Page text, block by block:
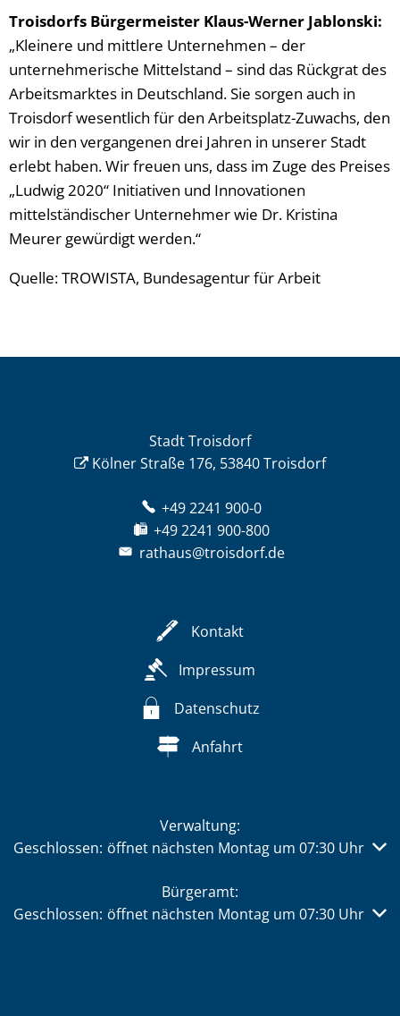
Troisdorfs Bürgermeister Klaus-Werner Jablonski:
„Kleinere und mittlere Unternehmen – der
unternehmerische Mittelstand – sind das Rückgrat des
Arbeitsmarktes in Deutschland. Sie sorgen auch in
Troisdorf wesentlich für den Arbeitsplatz-Zuwachs, den
wir in den vergangenen drei Jahren in unserer Stadt
erlebt haben. Wir freuen uns, dass im Zuge des Preises
„Ludwig 2020“ Initiativen und Innovationen
mittelständischer Unternehmer wie Dr. Kristina
Meurer gewürdigt werden.“
Quelle: TROWISTA, Bundesagentur für Arbeit
Stadt Troisdorf
Kölner Straße 176, 53840 Troisdorf
+49 2241 900-0
+49 2241 900-800
rathaus@troisdorf.de
Kontakt
Impressum
Datenschutz
Anfahrt
Verwaltung:
Klicken, um weitere Öffnungs- oder Schließzeiten
Geschlossen: öffnet nächsten Montag um 07:30 Uhr
Bürgeramt:
Klicken, um weitere Öffnungs- oder Schließzeiten
Geschlossen: öffnet nächsten Montag um 07:30 Uhr